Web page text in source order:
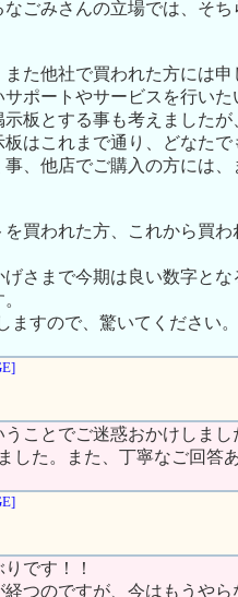
ごみさんの立場では、そ
た他社で買われた方には
ポートやサービスを行い
板とする事も考えました
はこれまで通り、どなた
、他店でご購入の方には
買われた方、これから買
さまで今期は良い数字と
ますので、驚いてください。
うことでご迷惑おかけしま
した。また、丁寧なご回答
です！！
つのですが、今はもうや